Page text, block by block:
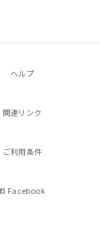
ヘルプ
関連リンク
ご利用条件
Facebook